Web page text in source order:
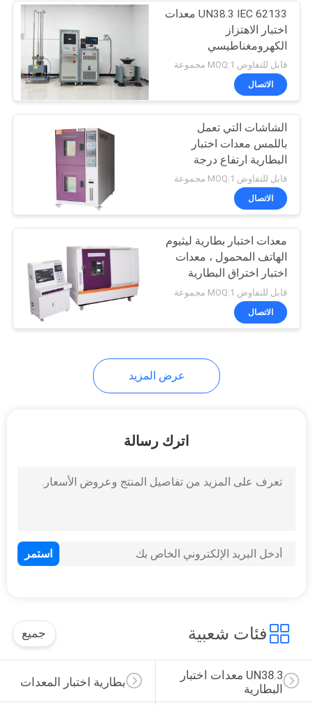
خوذة معدات الاختبار
15
معدات اختبار الأمتعة
8
كبل يختبر تجهيز
54
UN38.3 IEC 62133 معدات
اختبار الاهتزاز
الكهرومغناطيسي
قابل للتفاوض MOQ:1 مجموعة
الاتصال
الشاشات التي تعمل
باللمس معدات اختبار
البطارية ارتفاع درجة
الحرارة التفريغ / غرفة
الاختبار ذات الطابقين
قابل للتفاوض MOQ:1 مجموعة
الاتصال
معدات اختبار بطارية ليثيوم
الهاتف المحمول ، معدات
اختبار اختراق البطارية
قابل للتفاوض MOQ:1 مجموعة
الاتصال
عرض المزيد
اترك رسالة
فئات شعبية جميع
بطارية اختبار المعدات
UN38.3 معدات اختبار
البطارية